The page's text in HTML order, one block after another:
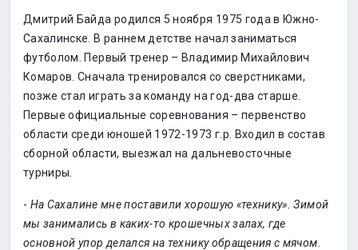
Дмитрий Байда родился 5 ноября 1975 года в Южно-
Сахалинске. В раннем детстве начал заниматься
футболом. Первый тренер – Владимир Михайлович
Комаров. Сначала тренировался со сверстниками,
позже стал играть за команду на год-два старше.
Первые официальные соревнования – первенство
области среди юношей 1972-1973 г.р. Входил в состав
сборной области, выезжал на дальневосточные
турниры.
- На Сахалине мне поставили хорошую «технику». Зимой
мы занимались в каких-то крошечных залах, где
основной упор делался на технику обращения с мячом.